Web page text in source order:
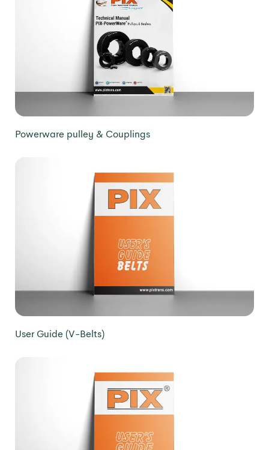
Powerware pulley & Couplings
User Guide (V-Belts)